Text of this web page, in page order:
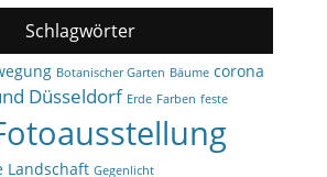
Schlagwörter
Botanischer Garten Bäume corona
Düsseldorf Erde Farben feste
Landschaft Gegenlicht